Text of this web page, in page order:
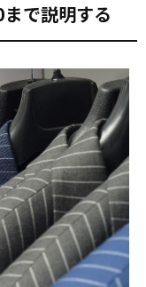
まで説明する